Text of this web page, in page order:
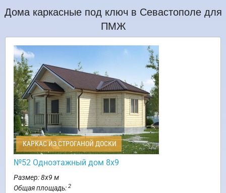
Дома каркасные под ключ в Севастополе для
ПМЖ
КАРКАС ИЗ СТРОГАНОЙ ДОСКИ
№52 Одноэтажный дом 8х9
Размер: 8х9 м
Общая площадь: 2